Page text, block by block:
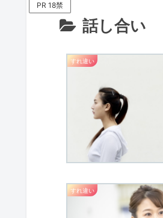
PR 18禁
話し合い
すれ違い
すれ違い